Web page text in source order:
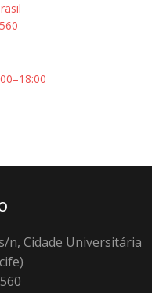
n, Cidade Universitária